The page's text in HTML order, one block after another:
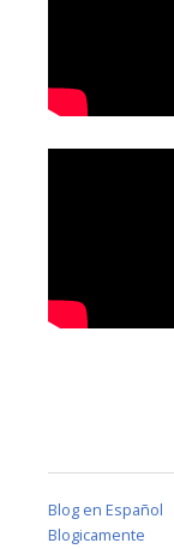
Blog en Español
Blogicamente